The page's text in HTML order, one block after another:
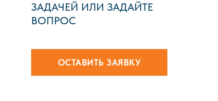
ЗАДАЧЕЙ ИЛИ ЗАДАЙТЕ
ВОПРОС
ОСТАВИТЬ ЗАЯВКУ